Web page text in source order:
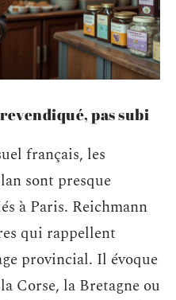
pas subi
français, les
sont presque
à Paris. Reichmann
qui rappellent
provincial. Il évoque
Corse, la Bretagne ou